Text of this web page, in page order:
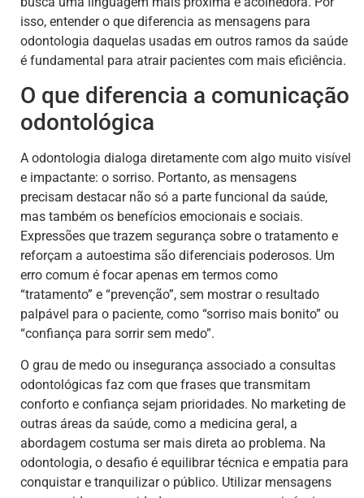
isso, entender o que diferencia as mensagens para
odontologia daquelas usadas em outros ramos da saúde
é fundamental para atrair pacientes com mais eficiência.
O que diferencia a comunicação
odontológica
A odontologia dialoga diretamente com algo muito visível
e impactante: o sorriso. Portanto, as mensagens
precisam destacar não só a parte funcional da saúde,
mas também os benefícios emocionais e sociais.
Expressões que trazem segurança sobre o tratamento e
reforçam a autoestima são diferenciais poderosos. Um
erro comum é focar apenas em termos como
“tratamento” e “prevenção”, sem mostrar o resultado
palpável para o paciente, como “sorriso mais bonito” ou
“confiança para sorrir sem medo”.
O grau de medo ou insegurança associado a consultas
odontológicas faz com que frases que transmitam
conforto e confiança sejam prioridades. No marketing de
outras áreas da saúde, como a medicina geral, a
abordagem costuma ser mais direta ao problema. Na
odontologia, o desafio é equilibrar técnica e empatia para
conquistar e tranquilizar o público. Utilizar mensagens